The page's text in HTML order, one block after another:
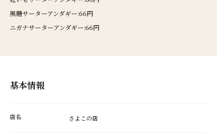
黒糖サーターアンダギー:66円
ニガナサーターアンダギー:66円
基本情報
店名 さよこの店